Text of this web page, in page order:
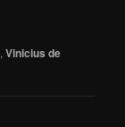
,Vinicius de